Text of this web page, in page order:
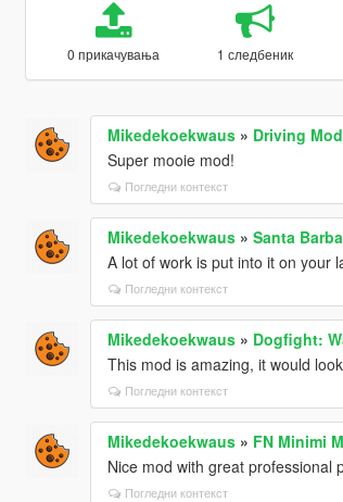
0 прикачувања 1 следбеник
Mikedekoekwaus» Driving
Super mooie mod!
Погледни контекст
Mikedekoekwaus» Santa
A lot of work is put into it on your
Погледни контекст
Mikedekoekwaus» Dogfight:
This mod is amazing, it would
Погледни контекст
Mikedekoekwaus» FN Minimi
Nice mod with great professional
Погледни контекст